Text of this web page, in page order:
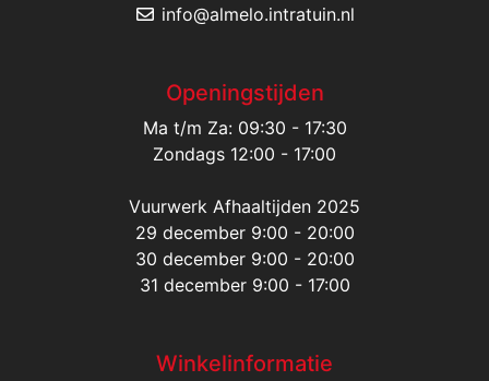
info@almelo.intratuin.nl
Openingstijden
Ma t/m Za: 09:30 - 17:30
Zondags 12:00 - 17:00
Vuurwerk Afhaaltijden 2025
29 december 9:00 - 20:00
30 december 9:00 - 20:00
31 december 9:00 - 17:00
Winkelinformatie